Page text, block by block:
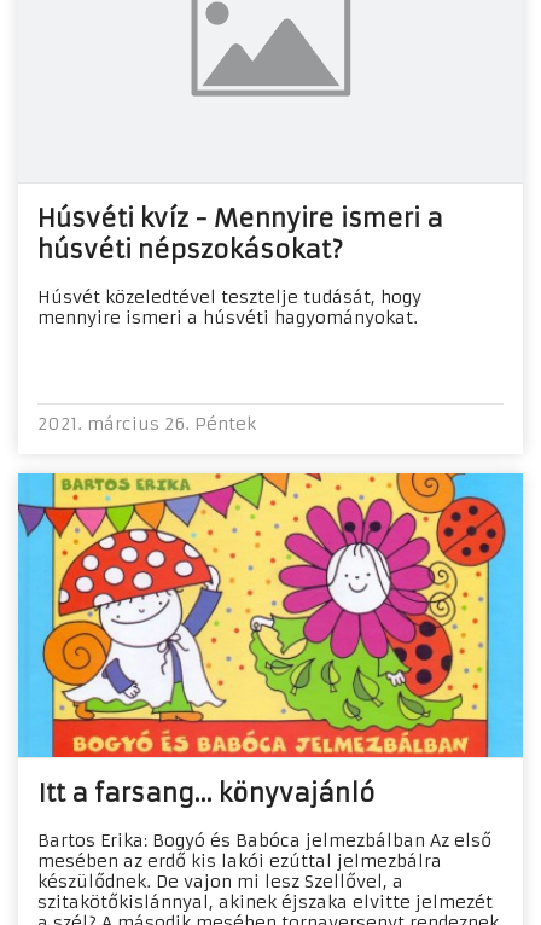
Húsvéti kvíz - Mennyire ismeri a
húsvéti népszokásokat?
Húsvét közeledtével tesztelje tudását, hogy
mennyire ismeri a húsvéti hagyományokat.
2021. március 26. Péntek
Itt a farsang… könyvajánló
Bartos Erika: Bogyó és Babóca jelmezbálban Az első
mesében az erdő kis lakói ezúttal jelmezbálra
készülődnek. De vajon mi lesz Szellővel, a
szitakötőkislánnyal, akinek éjszaka elvitte jelmezét